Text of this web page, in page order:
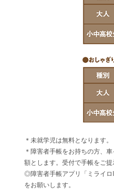
＊未就学児は無料となります。
＊障害者手帳をお持ちの方、
額とします。受付で手帳をご
◎障害者手帳アプリ「ミライロ
をお願いします。